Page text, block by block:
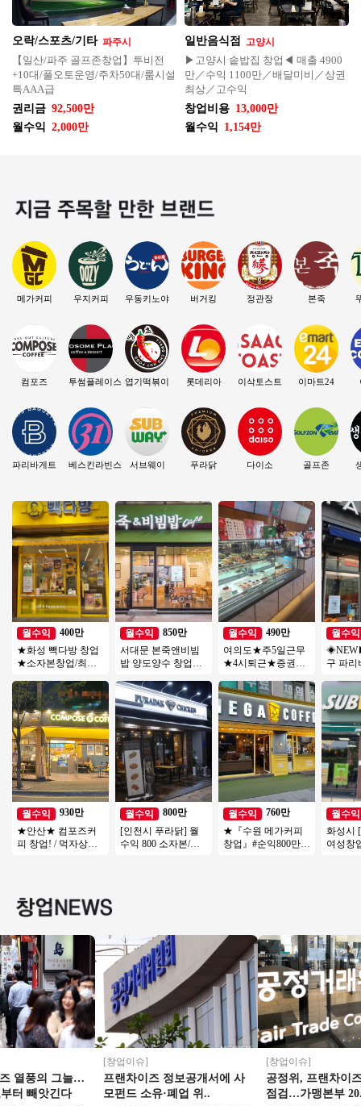
오락/스포츠/기타 파주시
【일산/파주 골프존창업】투비전
+10대/풀오토운영/주차50대/룸시설
특AAA급
권리금 92,500만
월수익 2,000만
일반음식점 고양시
▶고양시 솥밥집 창업◀ 매출 4900
만／수익 1100만／배달미비／상권
최상／고수익
창업비용 13,000만
월수익
1,154만
메가커피
컴포즈
파리바게트
우지커피
투썸플레이스
베스킨라빈스
우동키노야
엽기떡볶이
서브웨이
버거킹
롯데리아
푸라닭
정관장
이삭토스트
다이소
본죽
이마트24
골프존
월수익
400만
★화성 빽다방 창업
★소자본창업/최신
대단지아파트/초보
창업
월수익
930만
★안산★ 컴포즈커
피 창업! / 먹자상권
월수익
850만
서대문 본죽앤비빔
밥 양도양수 창업비
이즈 창업 절차 직장
인투잡
월수익
800만
[인천시 푸라닭] 월
수익 800 소자본/고
월수익
490만
여의도★주5일근무
★4시퇴근★증권가
다 근무시간 적음
월수익
760만
★『수원 메가커피
창업』#순익800만#
월수익
구 파리
↑／고
월수익
화성시
여성창
풍의 그늘…
빼앗긴다
[창업이슈]
프랜차이즈 정보공개서에 사
모펀드 소유·폐업 위..
[창업이슈]
공정위, 프랜차이즈
점검…가맹본부 20..